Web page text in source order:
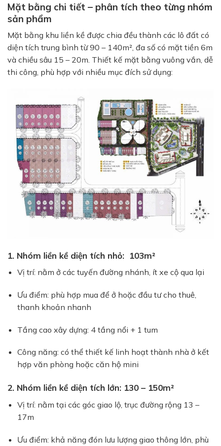
Mặt bằng chi tiết – phân tích theo từng nhóm
sản phẩm
Mặt bằng khu liền kề được chia đều thành các lô đất có
diện tích trung bình từ 90 – 140m², đa số có mặt tiền 6m
và chiều sâu 15 – 20m. Thiết kế mặt bằng vuông vắn, dễ
thi công, phù hợp với nhiều mục đích sử dụng:
1. Nhóm liền kề diện tích nhỏ: 103m²
Vị trí: nằm ở các tuyến đường nhánh, ít xe cộ qua lại
Ưu điểm: phù hợp mua để ở hoặc đầu tư cho thuê,
thanh khoản nhanh
Tầng cao xây dựng: 4 tầng nổi + 1 tum
Công năng: có thể thiết kế linh hoạt thành nhà ở kết
hợp văn phòng hoặc căn hộ mini
2. Nhóm liền kề diện tích lớn: 130 – 150m²
Vị trí: nằm tại các góc giao lộ, trục đường rộng 13 –
17m
Ưu điểm: khả năng đón lưu lượng giao thông lớn, phù